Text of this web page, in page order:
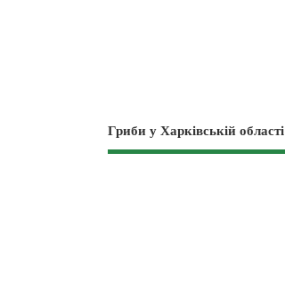
Гриби у Харківській області